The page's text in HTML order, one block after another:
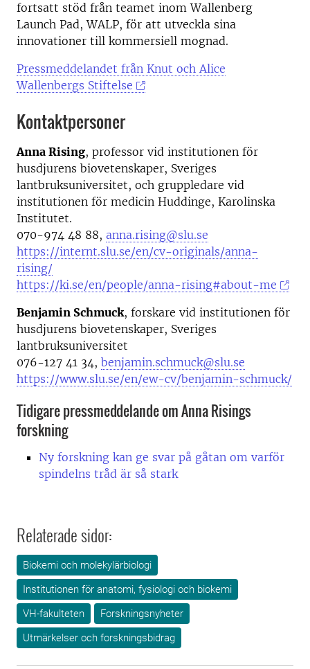
fortsatt stöd från teamet inom Wallenberg
Launch Pad, WALP, för att utveckla sina
innovationer till kommersiell mognad.
Pressmeddelandet från Knut och Alice
Wallenbergs Stiftelse
Kontaktpersoner
Anna Rising, professor vid institutionen för
husdjurens biovetenskaper, Sveriges
lantbruksuniversitet, och gruppledare vid
institutionen för medicin Huddinge, Karolinska
Institutet.
070-974 48 88, anna.rising@slu.se
https://internt.slu.se/en/cv-originals/anna-
rising/
https://ki.se/en/people/anna-rising#about-me
Benjamin Schmuck, forskare vid institutionen för
husdjurens biovetenskaper, Sveriges
lantbruksuniversitet
076-127 41 34, benjamin.schmuck@slu.se
https://www.slu.se/en/ew-cv/benjamin-schmuck/
Tidigare pressmeddelande om Anna Risings
forskning
Ny forskning kan ge svar på gåtan om varför
spindelns tråd är så stark
Relaterade sidor:
Biokemi och molekylärbiologi
Institutionen för anatomi, fysiologi och biokemi
VH-fakulteten
Forskningsnyheter
Utmärkelser och forskningsbidrag